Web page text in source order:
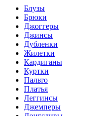
Блузы
Брюки
Джоггеры
Джинсы
Дубленки
Жилетки
Кардиганы
Куртки
Пальто
Платья
Леггинсы
Джемперы